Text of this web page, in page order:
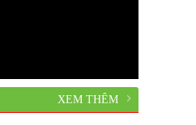
XEM THÊM